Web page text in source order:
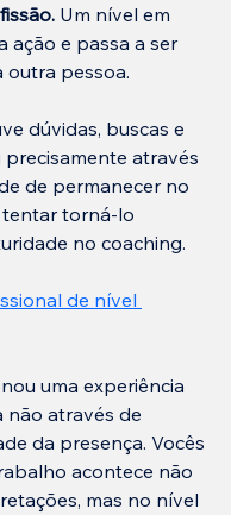
Um nível em
ação e passa a ser
outra pessoa.
dúvidas, buscas e
através
de permanecer no
tentar torná-lo
no coaching.
de nível
uma experiência
não através de
da presença. Vocês
acontece não
mas no nível